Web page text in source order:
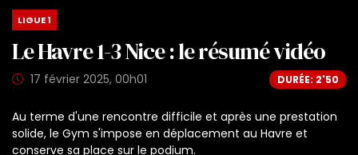
LIGUE 1
Le Havre 1-3 Nice : le résumé vidéo
17 février 2025, 00h01 DURÉE: 2'50
Au terme d'une rencontre difficile et après une prestation
solide, le Gym s'impose en déplacement au Havre et
conserve sa place sur le podium.